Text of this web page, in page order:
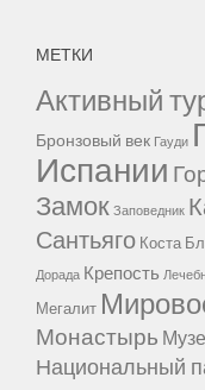
МЕТКИ
Активный
Бронзовый век Гауди
Испании
Замок Заповедник
Сантьяго Коста
Дорада Крепость
Мегалит
Монастырь
Национальный